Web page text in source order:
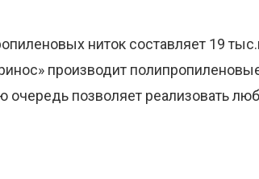
ниток составляет 19
производит
очередь позволяет реализовать